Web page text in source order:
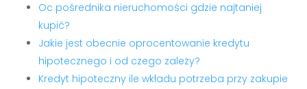
Oc pośrednika nieruchomości gdzie najtaniej
kupić?
Jakie jest obecnie oprocentowanie kredytu
hipotecznego i od czego zależy?
Kredyt hipoteczny ile wkładu potrzeba przy zakupie